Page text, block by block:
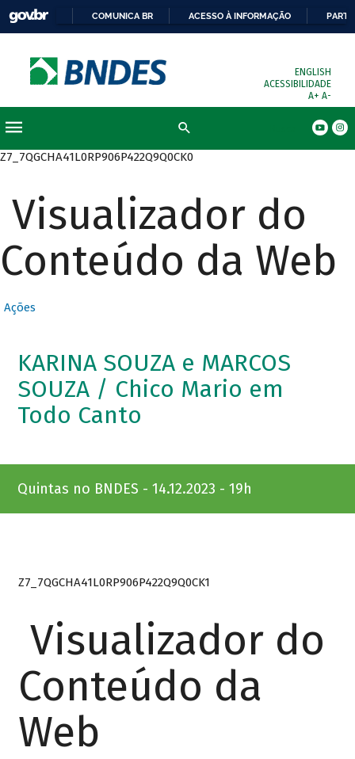
COMUNICA BR ACESSO À INFORMAÇÃO
ENGLISH
ACESSIBILIDADE
A+ A-
Z7_7QGCHA41L0RP906P422Q9Q0CK0
Visualizador do
Conteúdo da Web
Ações
KARINA SOUZA e MARCOS
SOUZA / Chico Mario em
Todo Canto
Quintas no BNDES - 14.12.2023 - 19h
Z7_7QGCHA41L0RP906P422Q9Q0CK1
Visualizador do
Conteúdo da
Web